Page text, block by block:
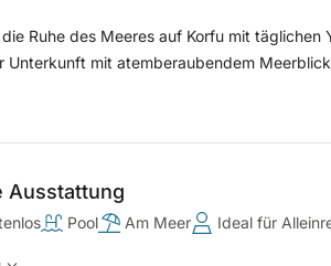
Ruhe des Meeres auf Korfu mit
Unterkunft mit atemberaubendem
Ausstattung
Pool Am Meer Ideal für